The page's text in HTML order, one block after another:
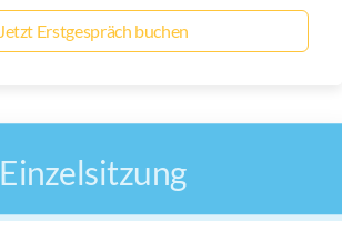
Jetzt Erstgespräch buchen
Einzelsitzung